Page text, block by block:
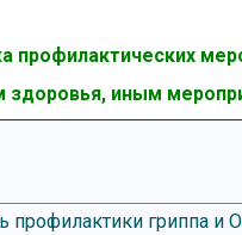
профилактических
иным
профилактики гриппа и